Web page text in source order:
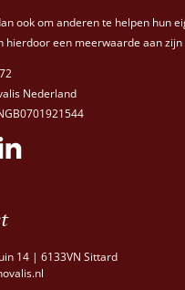
ook om anderen te helpen hun
hierdoor een meerwaarde aan
Nederland
14 | 6133VN Sittard